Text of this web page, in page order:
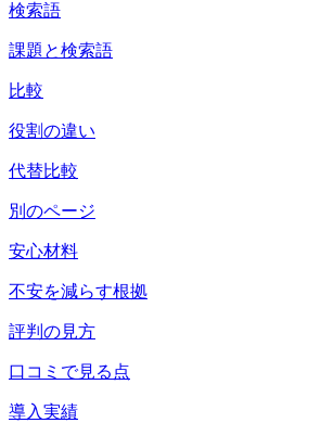
検索語
課題と検索語
比較
役割の違い
代替比較
別のページ
安心材料
不安を減らす根拠
評判の見方
口コミで見る点
導入実績